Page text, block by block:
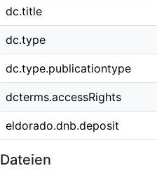
dc.title
dc.type
dc.type.publicationtype
dcterms.accessRights
eldorado.dnb.deposit
Dateien